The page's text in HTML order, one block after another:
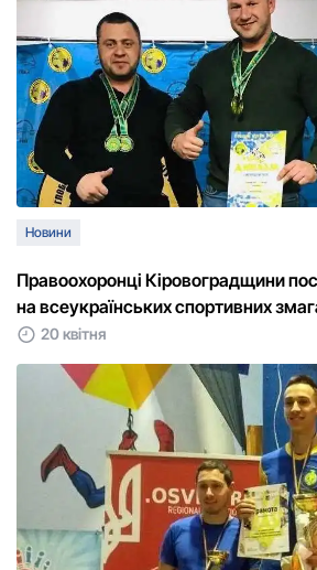
Новини
Правоохоронці Кіровоградщини
на всеукраїнських спортивних
20 квітня